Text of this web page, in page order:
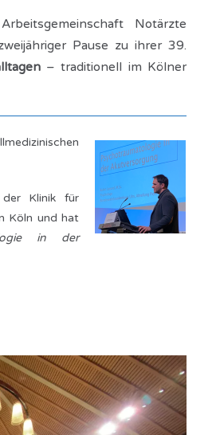
Notärzte
Pause zu ihrer 39.
– traditionell im Kölner
Klinik für
Köln und hat
in der